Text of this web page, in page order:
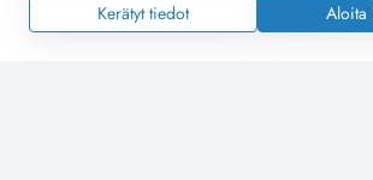
Kerätyt tiedot
Aloita